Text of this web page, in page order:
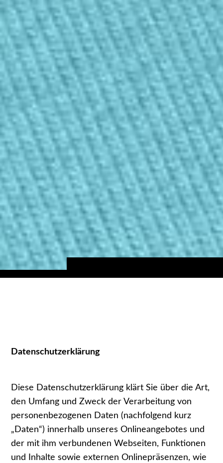
Datenschutzerklärung
Diese Datenschutzerklärung klärt Sie über die Art,
den Umfang und Zweck der Verarbeitung von
personenbezogenen Daten (nachfolgend kurz
„Daten“) innerhalb unseres Onlineangebotes und
der mit ihm verbundenen Webseiten, Funktionen
und Inhalte sowie externen Onlinepräsenzen, wie